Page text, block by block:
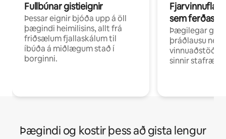
Fullbúnar gistieignir
Þessar eignir bjóða upp á öll
þægindi heimilisins, allt frá
friðsælum fjallaskálum til
íbúða á miðlægum stað í
borginni.
sem ferðast
Þægilegar
þráðlausu neti
vinnuaðstöðu
sinnir
Þægindi og kostir þess að gista lengur